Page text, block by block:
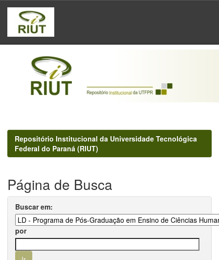
Skip
navigation
Repositório Institucional da Universidade Tecnológica
Federal do Paraná (RIUT)
Página de Busca
Buscar em:
por